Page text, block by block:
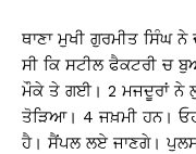
ਥਾਣਾ ਮੁਖੀ ਗੁਰਮੀਤ ਸਿੰਘ
ਸੀ ਕਿ ਸਟੀਲ ਫੈਕਟਰੀ ਚ
ਮੌਕੇ ਤੇ ਗਈ। 2 ਮਜਦੂਰਾਂ ਨੇ
ਤੋੜਿਆ। 4 ਜਖ਼ਮੀ ਹਨ।
ਹੈ। ਸੈਂਪਲ ਲਏ ਜਾਣਗੇ।